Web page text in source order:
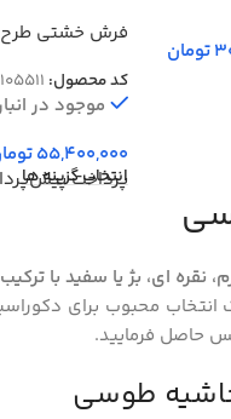
تومان
کد محصول:
موجود در
55,400,000
انتخاب گزینه ها
پرداخت
نقره ‌ای، بژ یا سفید با
انتخاب محبوب برای
حاصل فرمایید.
طوسی